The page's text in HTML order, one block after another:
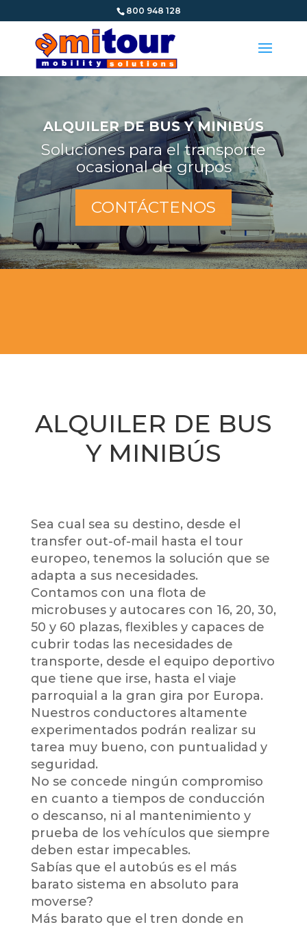
800 948 128
ALQUILER DE BUS Y MINIBÚS
Soluciones para el transporte
ocasional de grupos
CONTÁCTENOS
ALQUILER DE BUS
Y MINIBÚS
Sea cual sea su destino, desde el
transfer out-of-mail hasta el tour
europeo, tenemos la solución que se
adapta a sus necesidades.
Contamos con una flota de
microbuses y autocares con 16, 20, 30,
50 y 60 plazas, flexibles y capaces de
cubrir todas las necesidades de
transporte, desde el equipo deportivo
que tiene que irse, hasta el viaje
parroquial a la gran gira por Europa.
Nuestros conductores altamente
experimentados podrán realizar su
tarea muy bueno, con puntualidad y
seguridad.
No se concede ningún compromiso
en cuanto a tiempos de conducción
o descanso, ni al mantenimiento y
prueba de los vehículos que siempre
deben estar impecables.
Sabías que el autobús es el más
barato sistema en absoluto para
moverse?
Más barato que el tren donde en